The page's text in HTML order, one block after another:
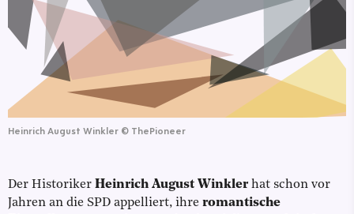
Heinrich August Winkler © ThePioneer
Der Historiker Heinrich August Winklerhat schon vor
Jahren an die SPD appelliert, ihre romantische